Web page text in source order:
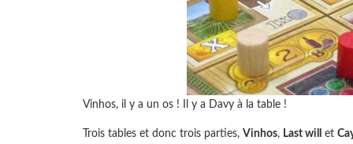
Vinhos, il y a un os ! Il y a Davy à la table !
Trois tables et donc trois parties, Vinhos, Last will et